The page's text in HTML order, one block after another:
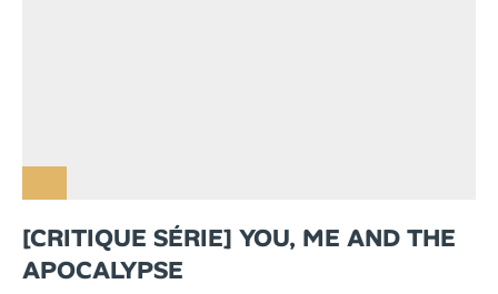
[CRITIQUE SÉRIE] YOU, ME AND THE
APOCALYPSE